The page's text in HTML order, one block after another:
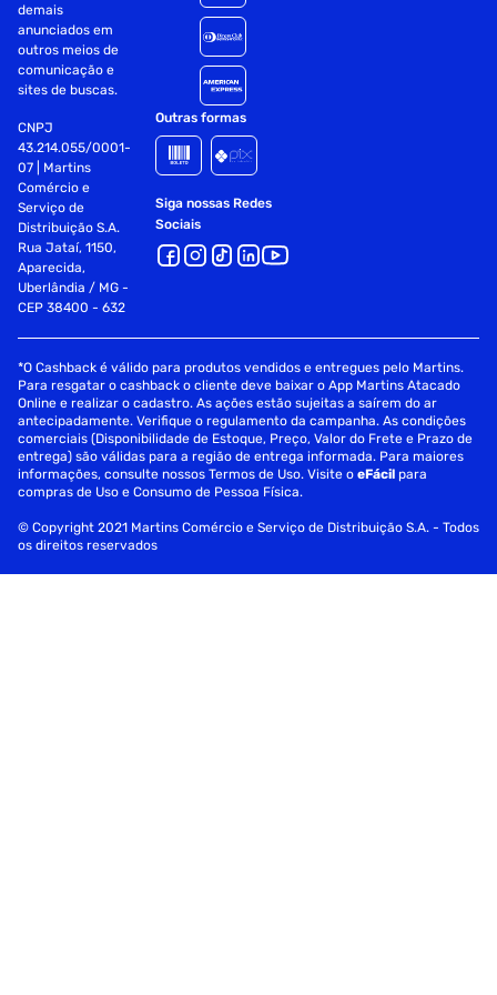
demais
anunciados em
outros meios de
comunicação e
sites de buscas.
CNPJ
43.214.055/0001-
07 | Martins
Comércio e
Serviço de
Distribuição S.A.
Rua Jataí, 1150,
Aparecida,
Uberlândia / MG -
CEP 38400 - 632
Outras formas
Siga nossas Redes
Sociais
*O Cashback é válido para produtos vendidos e entregues pelo Martins.
Para resgatar o cashback o cliente deve baixar o App Martins Atacado
Online e realizar o cadastro. As ações estão sujeitas a saírem do ar
antecipadamente. Verifique o regulamento da campanha. As condições
comerciais (Disponibilidade de Estoque, Preço, Valor do Frete e Prazo de
entrega) são válidas para a região de entrega informada. Para maiores
informações, consulte nossos Termos de Uso. Visite oeFácil para
compras de Uso e Consumo de Pessoa Física.
© Copyright 2021 Martins Comércio e Serviço de Distribuição S.A. - Todos
os direitos reservados